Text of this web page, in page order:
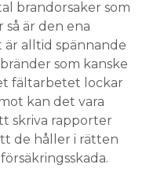
brandorsaker som
är den ena
är alltid spännande
som kanske
fältarbetet lockar
kan det vara
skriva rapporter
de håller i rätten